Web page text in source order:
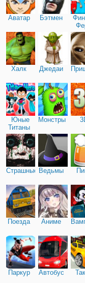
Аватар Бэтмен
Халк Джедаи
Юные
Титаны
Монстры
Страшные Ведьмы
Поезда Аниме
Паркур Автобус